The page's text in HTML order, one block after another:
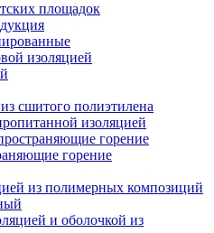
площадок
изоляцией
сшитого полиэтилена
изоляцией
горение
горение
из полимерных композиций
и оболочкой из